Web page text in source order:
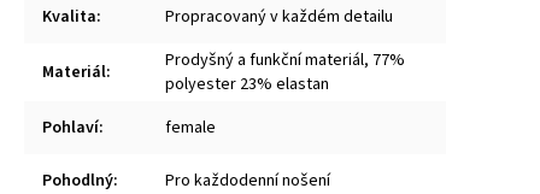
Kvalita: Propracovaný v každém detailu
Materiál:
Prodyšný a funkční materiál, 77%
polyester 23% elastan
Pohlaví: female
Pohodlný: Pro každodenní nošení